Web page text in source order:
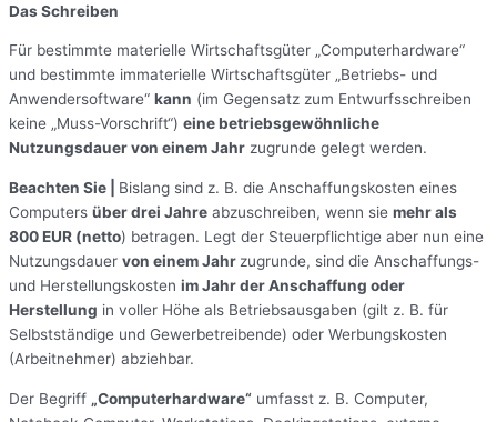
Das Schreiben
Für bestimmte materielle Wirtschaftsgüter „Computerhardware“
und bestimmte immaterielle Wirtschaftsgüter „Betriebs- und
Anwendersoftware“ kann (im Gegensatz zum Entwurfsschreiben
keine „Muss-Vorschrift“) eine betriebsgewöhnliche
Nutzungsdauer von einem Jahr zugrunde gelegt werden.
Beachten Sie | Bislang sind z. B. die Anschaffungskosten eines
Computers über drei Jahre abzuschreiben, wenn sie mehr als
800 EUR (netto) betragen. Legt der Steuerpflichtige aber nun eine
Nutzungsdauer von einem Jahr zugrunde, sind die Anschaffungs-
und Herstellungskosten im Jahr der Anschaffung oder
Herstellung in voller Höhe als Betriebsausgaben (gilt z. B. für
Selbstständige und Gewerbetreibende) oder Werbungskosten
(Arbeitnehmer) abziehbar.
Der Begriff „Computerhardware“ umfasst z. B. Computer,